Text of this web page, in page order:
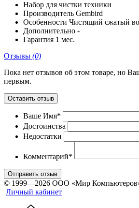
Набор для чистки техники
Производитель Gembird
Особенности Чистящий сжатый
Дополнительно -
Гарантия 1 мес.
Отзывы (0)
Пока нет отзывов об этом товаре, но
первым.
Оставить отзыв
Ваше Имя*
Достоинства
Недостатки
Комментарий*
Отправить отзыв
© 1999—2026 ООО «Мир
Личный кабинет